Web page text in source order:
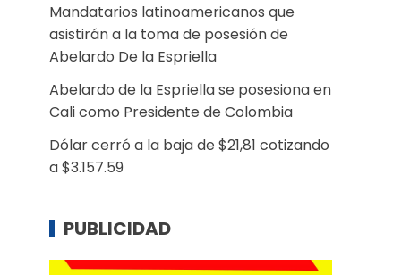
Mandatarios latinoamericanos que
asistirán a la toma de posesión de
Abelardo De la Espriella
Abelardo de la Espriella se posesiona en
Cali como Presidente de Colombia
Dólar cerró a la baja de $21,81 cotizando
a $3.157.59
PUBLICIDAD